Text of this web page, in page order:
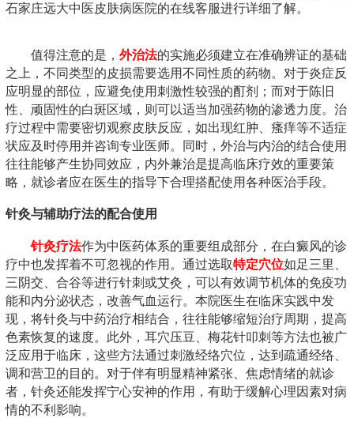
石家庄远大中医皮肤病医院的在线客服进行详细了解。
值得注意的是， 外治法的实施必须建立在准确辨证的基础
之上，不同类型的皮损需要选用不同性质的药物。对于炎症反
应明显的部位，应避免使用刺激性较强的酊剂；而对于陈旧
性、顽固性的白斑区域，则可以适当加强药物的渗透力度。治
疗过程中需要密切观察皮肤反应，如出现红肿、瘙痒等不适症
状应及时停用并咨询专业医师。同时，外治与内治的结合使用
往往能够产生协同效应，内外兼治是提高临床疗效的重要策
略，就诊者应在医生的指导下合理搭配使用各种医治手段。
针灸与辅助疗法的配合使用
针灸疗法作为中医药体系的重要组成部分，在白癜风的诊
疗中也发挥着不可忽视的作用。通过选取特定穴位如足三里、
三阴交、合谷等进行针刺或艾灸，可以有效调节机体的免疫功
能和内分泌状态，改善气血运行。本院医生在临床实践中发
现，将针灸与中药治疗相结合，往往能够缩短治疗周期，提高
色素恢复的速度。此外，耳穴压豆、梅花针叩刺等方法也被广
泛应用于临床，这些方法通过刺激经络穴位，达到疏通经络、
调和营卫的目的。对于伴有明显精神紧张、焦虑情绪的就诊
者，针灸还能发挥宁心安神的作用，有助于缓解心理因素对病
情的不利影响。